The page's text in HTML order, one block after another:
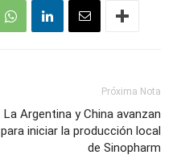
Próxima Nota
La Argentina y China avanzan
para iniciar la producción local
de Sinopharm